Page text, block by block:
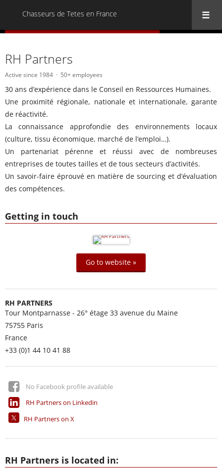
Chasseurs de Tetes en France
Getting in touch
Go to website »
RH PARTNERS
Tour Montparnasse - 26° étage 33 avenue du Maine
75755 Paris
France
+33 (0)1 44 10 41 88
No Facebook profile available
RH Partners on Linkedin
RH Partners on X
RH Partners
Active since 1984 50+ employees
30 ans d’expérience dans le Conseil en Ressources Humaines.
Une proximité régionale, nationale et internationale, garante
de réactivité.
La connaissance approfondie des environnements locaux
(culture, tissu économique, marché de l’emploi…).
Un partenariat pérenne et réussi avec de nombreuses
entreprises de toutes tailles et de tous secteurs d’activités.
Un savoir-faire éprouvé en matière de sourcing et d’évaluation
des compétences.
RH Partners is located in: